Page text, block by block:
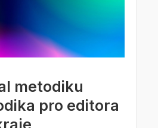
metodiku
pro editora